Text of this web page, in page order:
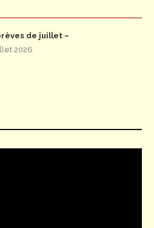
de juillet –
2026